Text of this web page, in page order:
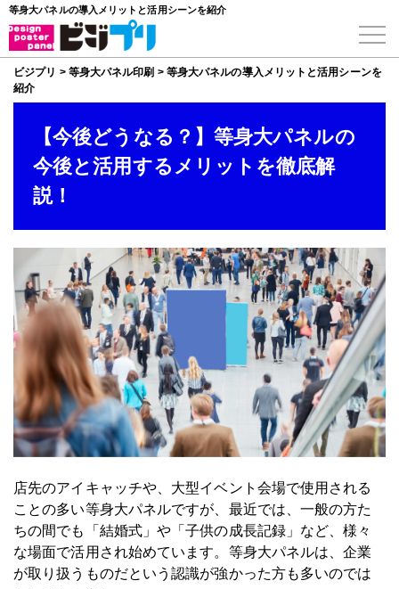
等身大パネルの導入メリットと活用シーンを紹介
ビジプリ > 等身大パネル印刷 > 等身大パネルの導入メリットと活用シーンを
紹介
【今後どうなる？】等身大パネルの
今後と活用するメリットを徹底解
説！
店先のアイキャッチや、大型イベント会場で使用される
ことの多い等身大パネルですが、最近では、一般の方た
ちの間でも「結婚式」や「子供の成長記録」など、様々
な場面で活用され始めています。等身大パネルは、企業
が取り扱うものだという認識が強かった方も多いのでは